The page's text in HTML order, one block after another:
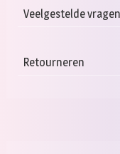
Veelgestelde vragen
Retourneren